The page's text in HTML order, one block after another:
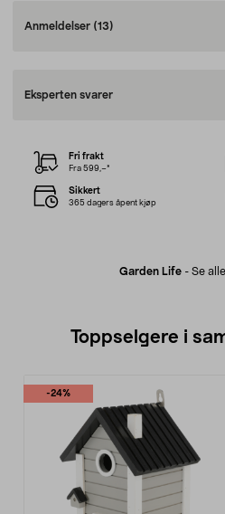
Anmeldelser (13)
Eksperten svarer
Garden Life- Se
Fri frakt
Fra 599,–*
Sikkert
365 dagers åpent kjøp
Toppselgere i
-24%